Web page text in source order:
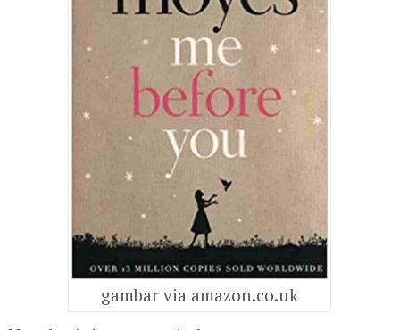
gambar via amazon.co.uk